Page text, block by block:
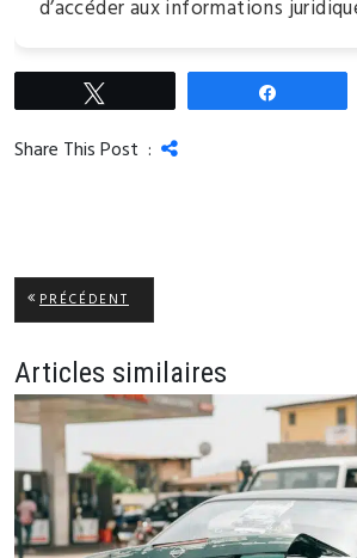
d’accéder aux informations
Share This Post :
Navigation
de
l’article
PRÉCÉDENT
PRÉCÉDENT:
Articles similaires